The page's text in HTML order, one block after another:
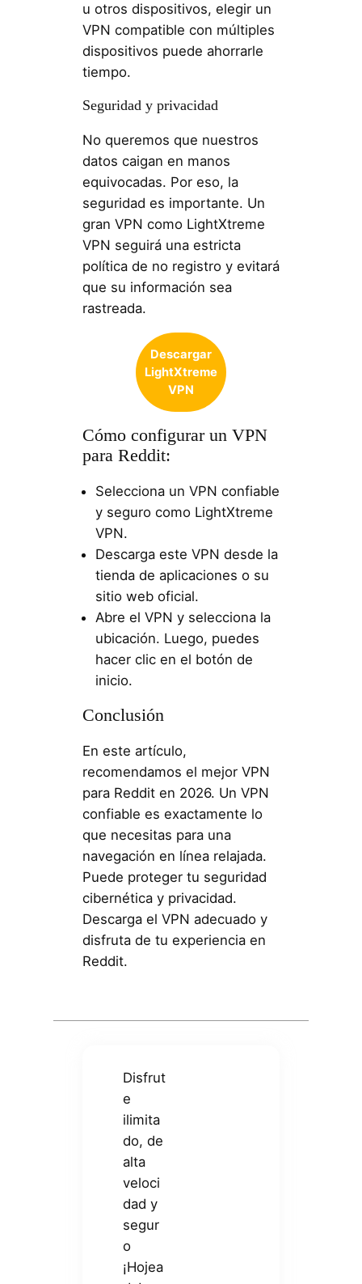
u otros dispositivos, elegir un
VPN compatible con múltiples
dispositivos puede ahorrarle
tiempo.
Seguridad y privacidad
No queremos que nuestros
datos caigan en manos
equivocadas. Por eso, la
seguridad es importante. Un
gran VPN como LightXtreme
VPN seguirá una estricta
política de no registro y evitará
que su información sea
rastreada.
Descargar
LightXtreme
VPN
Cómo configurar un VPN
para Reddit:
Selecciona un VPN confiable
y seguro como LightXtreme
VPN.
Descarga este VPN desde la
tienda de aplicaciones o su
sitio web oficial.
Abre el VPN y selecciona la
ubicación. Luego, puedes
hacer clic en el botón de
inicio.
Conclusión
En este artículo,
recomendamos el mejor VPN
para Reddit en 2026. Un VPN
confiable es exactamente lo
que necesitas para una
navegación en línea relajada.
Puede proteger tu seguridad
cibernética y privacidad.
Descarga el VPN adecuado y
disfruta de tu experiencia en
Reddit.
Disfrut
e
ilimita
do, de
alta
veloci
dad y
segur
o
¡Hojea